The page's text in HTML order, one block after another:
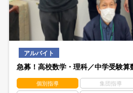
アルバイト
急募！高校数学・理科／中学受験算
個別指導 集団指導